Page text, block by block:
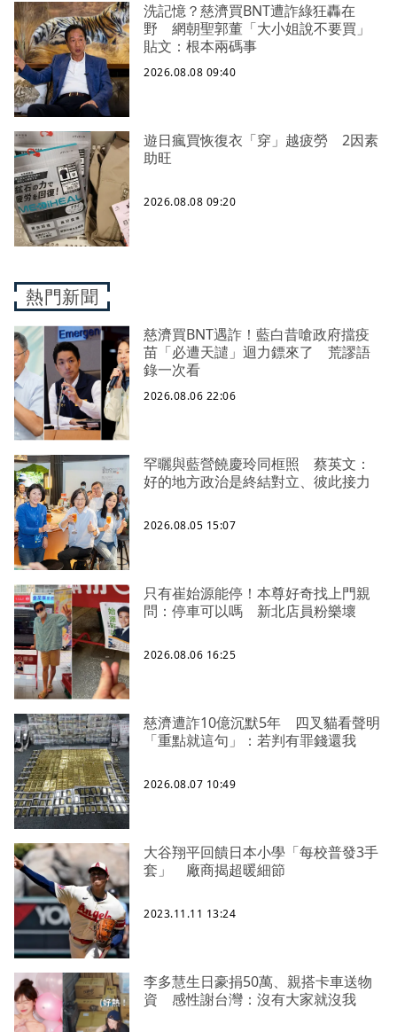
洗記憶？慈濟買BNT遭詐綠狂轟在
野 網朝聖郭董「大小姐說不要買」
貼文：根本兩碼事
2026.08.08 09:40
遊日瘋買恢復衣「穿」越疲勞 2因素
助旺
2026.08.08 09:20
熱門新聞
慈濟買BNT遇詐！藍白昔嗆政府擋疫
苗「必遭天譴」迴力鏢來了 荒謬語
錄一次看
2026.08.06 22:06
罕曬與藍營饒慶玲同框照 蔡英文：
好的地方政治是終結對立、彼此接力
2026.08.05 15:07
只有崔始源能停！本尊好奇找上門親
問：停車可以嗎 新北店員粉樂壞
2026.08.06 16:25
慈濟遭詐10億沉默5年 四叉貓看聲明
「重點就這句」：若判有罪錢還我
2026.08.07 10:49
大谷翔平回饋日本小學「每校普發3手
套」 廠商揭超暖細節
2023.11.11 13:24
李多慧生日豪捐50萬、親搭卡車送物
資 感性謝台灣：沒有大家就沒我